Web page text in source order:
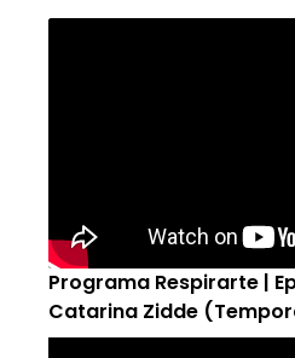
Programa Respirarte |
Catarina Zidde